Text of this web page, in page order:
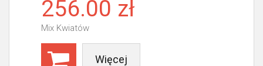
256.00 zł
Mix Kwiatów
Więcej